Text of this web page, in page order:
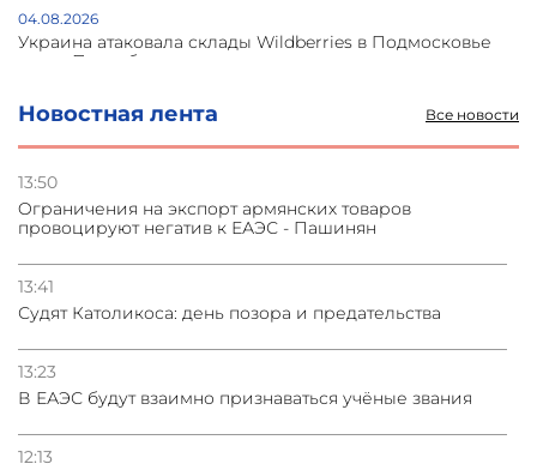
Новостная лента Все новости
13:50
Oграничения на экспорт армянских товаров
провоцируют негатив к ЕАЭС - Пашинян
13:41
Судят Католикоса: день позора и предательства
13:23
В ЕАЭС будут взаимно признаваться учёные звания
12:13
04.08.2026
Украина атаковала склады Wildberries в Подмосковье
и под Петербургом
03.08.2026
Стратегия безопасности ОДКБ допускает применение
03.08.2026
Сотрудничество и очереди – детали визита главы
погрануправления СНБ Армении в Тбилиси